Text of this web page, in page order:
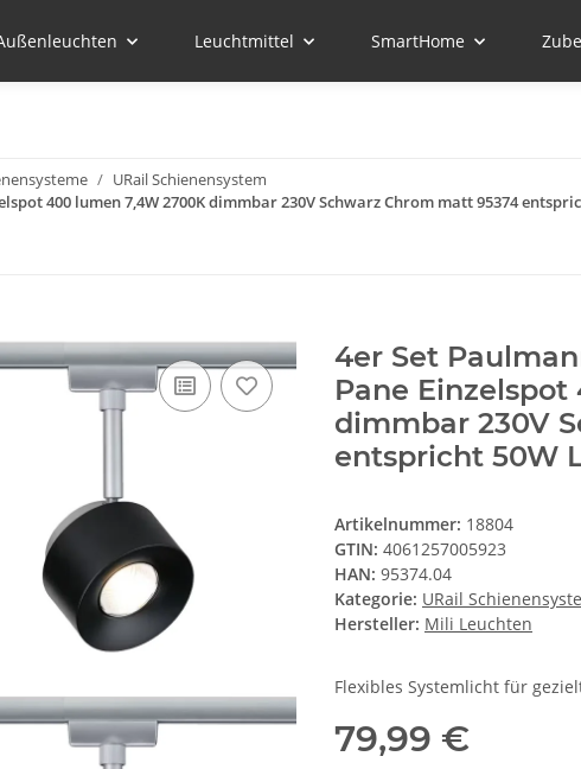
Leuchtmittel SmartHome
URail Schienensystem
400 lumen 7,4W 2700K dimmbar 230V Schwarz Chrom matt 95374
4er Set
Pane
dimmbar 230V
entspricht 50W
Artikelnummer: 18804
GTIN: 4061257005923
HAN: 95374.04
Kategorie: URail
Hersteller: Mili Leuchten
Flexibles Systemlicht für
79,99 €